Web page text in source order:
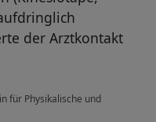
der Arztkontakt
für Physikalische und